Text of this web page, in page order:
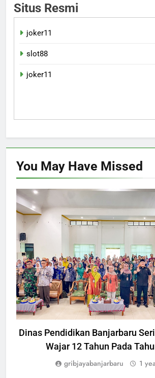
Situs Resmi
joker11
slot88
joker11
You May Have Missed
Dinas Pendidikan Banjarbaru
Wajar 12 Tahun Pada
gribjayabanjarbaru 1